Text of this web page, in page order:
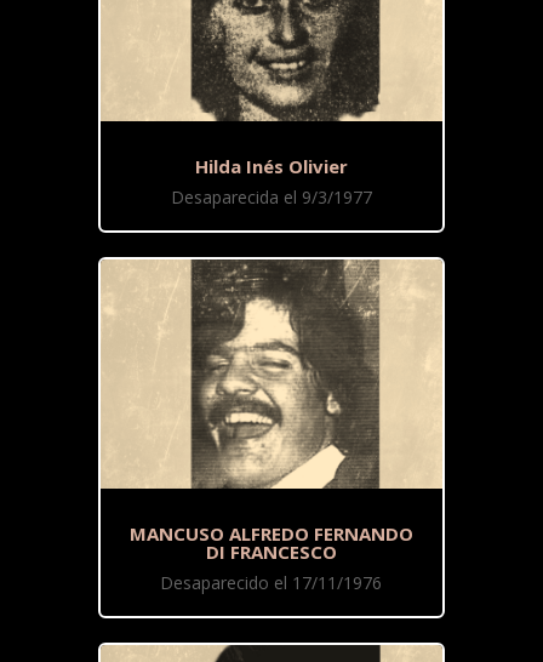
Hilda Inés Olivier
Desaparecida el 9/3/1977
MANCUSO ALFREDO FERNANDO
DI FRANCESCO
Desaparecido el 17/11/1976